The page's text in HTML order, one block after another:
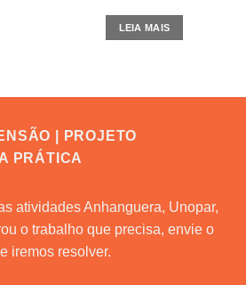
LEIA MAIS
| PROJETO
PRÁTICA
atividades Anhanguera, Unopar,
o trabalho que precisa, envie o
iremos resolver.